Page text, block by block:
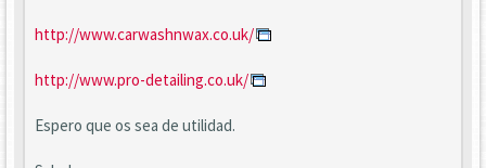
http://www.carwashnwax.co.uk/
http://www.pro-detailing.co.uk/
Espero que os sea de utilidad.